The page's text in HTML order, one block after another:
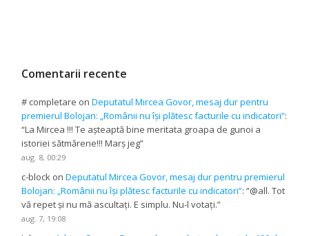
Comentarii recente
# completare onDeputatul Mircea Govor, mesaj dur pentru
premierul Bolojan: „Românii nu își plătesc facturile cu indicatori”:
“La Mircea !!! Te așteaptă bine meritata groapa de gunoi a
istoriei sătmărene!!! Marș jeg”
aug. 8, 00:29
c-block onDeputatul Mircea Govor, mesaj dur pentru premierul
Bolojan: „Românii nu își plătesc facturile cu indicatori”: “@all. Tot
vă repet și nu mă ascultați. E simplu. Nu-l votați.”
aug. 7, 19:08